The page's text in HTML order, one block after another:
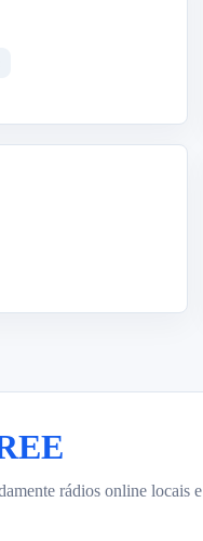
rádios online locais e